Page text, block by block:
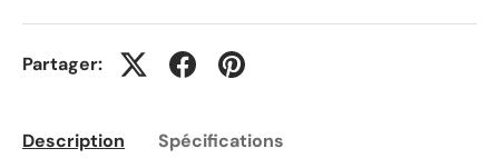
Partager:
Description Spécifications